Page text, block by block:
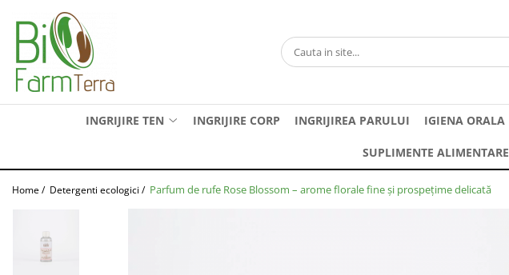
Ingrijire ten
Anti age
Ten sensibil
Branduri
Farma Dorsch
Olive Spa
Zuccari
INGRIJIRE TEN INGRIJIRE CORP INGRIJIREA PARULUI IGIENA ORALA
SUPLIMENTE ALIMENTARE
Home / Detergenti ecologici / Parfum de rufe Rose Blossom – arome florale fine și prospețime delicată